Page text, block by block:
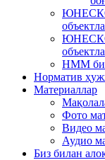
ЮНЕСКО
ЮНЕСКО
НММ
Норматив
Материаллар
Фото
Видео
Аудио
Биз билан